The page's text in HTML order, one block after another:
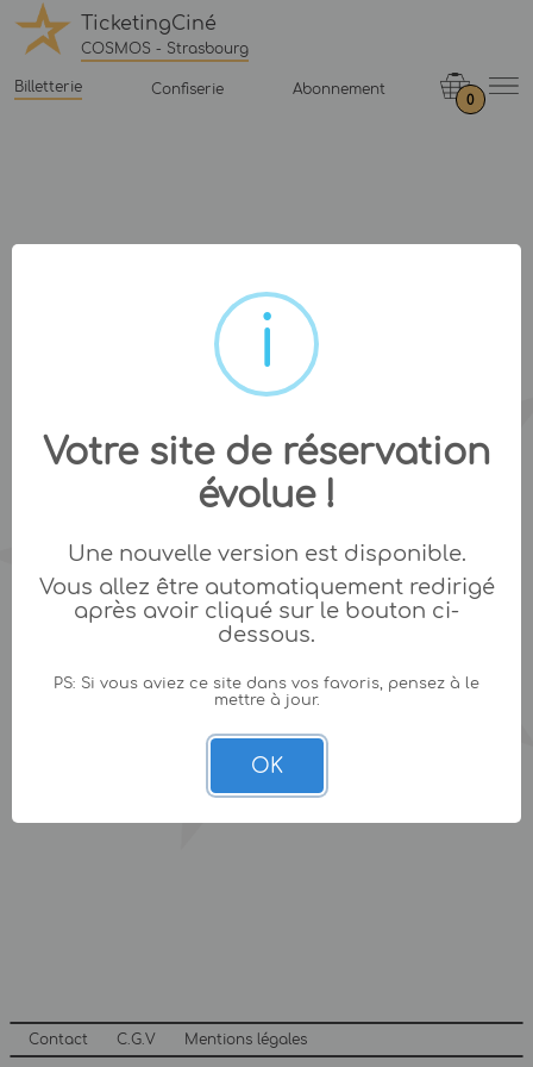
TicketingCiné
COSMOS - Strasbourg
Billetterie Confiserie Abonnement
0
Contact C.G.V Mentions légales
Votre site de réservation
évolue !
Une nouvelle version est disponible.
Vous allez être automatiquement redirigé
après avoir cliqué sur le bouton ci-
dessous.
PS: Si vous aviez ce site dans vos favoris, pensez à le
mettre à jour.
OK